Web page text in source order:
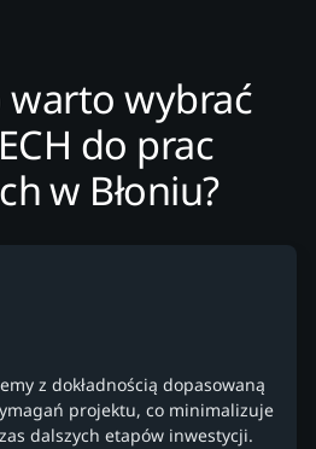
warto wybrać
do prac
w Błoniu?
z dokładnością dopasowaną
projektu, co minimalizuje
dalszych etapów inwestycji.